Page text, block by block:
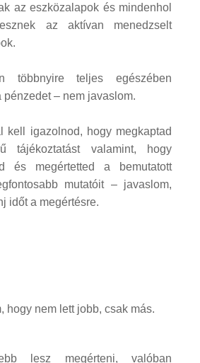
az eszközalapok és mindenhol
az aktívan menedzselt
teljes egészében
pénzedet – nem javaslom.
kell igazolnod, hogy megkaptad
tájékoztatást valamint, hogy
és megértetted a bemutatott
mutatóit – javaslom,
időt a megértésre.
hogy nem lett jobb, csak más.
lesz megérteni, valóban